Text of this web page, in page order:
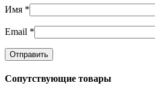
Имя *
Email *
Сопутствующие товары